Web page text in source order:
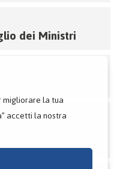
dei Ministri
SALUTE’:
2011